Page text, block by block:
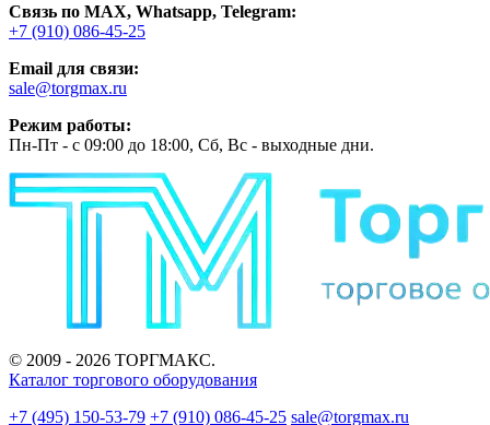
Связь по MAX, Whatsapp, Telegram:
+7 (910) 086-45-25
Email для связи:
sale@torgmax.ru
Режим работы:
Пн-Пт - с 09:00 до 18:00, Сб, Вс - выходные дни.
© 2009 - 2026 ТОРГМАКС.
Каталог торгового оборудования
+7 (495) 150-53-79 +7 (910) 086-45-25 sale@torgmax.ru